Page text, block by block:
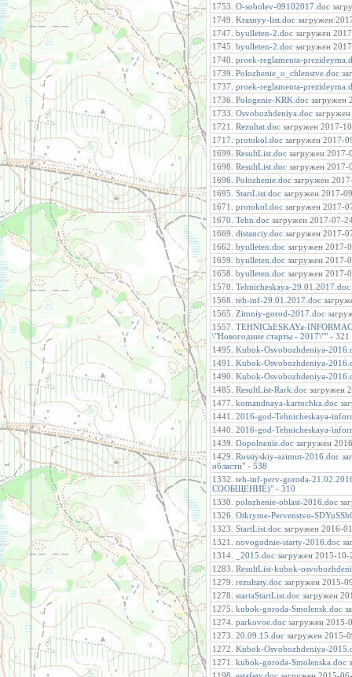
1753. O-sobolev-09102017.doc
1749. Krasnyy-list.doc загружен
1747. byulleten-2.doc загружен
1745. byulleten-2.doc загружен
1740. proek-reglamenta-
1739. Polozhenie_o_chlenstve.doc
1737. proek-reglamenta-
1736. Pologenie-KRK.doc загружен
1733. Osvobozhdeniya.doc
1721. Rezultat.doc загружен 2017-
1717. protokol.doc загружен 2017-
1699. ResultList.doc загружен 2017-
1698. ResultList.doc загружен 2017-
1696. Polozhenie.doc загружен
1695. StartList.doc загружен 2017-
1671. protokol.doc загружен 2017-
1670. Tehn.doc загружен 2017-07-
1669. distanciy.doc загружен 2017-
1662. byulleten.doc загружен 2017-
1659. byulleten.doc загружен 2017-
1658. byulleten.doc загружен 2017-
1570. Tehnicheskaya-29.01.2017.doc
1568. teh-inf-29.01.2017.doc
1565. Zimniy-gorod-2017.doc
1557. TEHNIChESKAYa-
\"Новогодние старты - 2017\"" - 321
1495. Kubok-Osvobozhdeniya-
1491. Kubok-Osvobozhdeniya-
1490. Kubok-Osvobozhdeniya-
1485. ResultList-Rark.doc загружен
1477. komandnaya-kartochka.doc
1441. 2016-god-Tehnicheskaya-
1440. 2016-god-Tehnicheskaya-
1439. Dopolnenie.doc загружен
1429. Rossiyskiy-azimut-2016.doc
области" - 538
1332. teh-inf-perv-goroda-
СООБЩЕНИЕ)" - 310
1330. polozhenie-oblast-2016.doc
1326. Otkrytoe-Pervenstvo-
1323. StartList.doc загружен 2016-
1321. novogodnie-starty-2016.doc
1314.
_2015.doc загружен 2015-10-
1283. ResultList-kubok-
1279. rezultaty.doc загружен 2015-
1278. startaStartList.doc загружен
1275. kubok-goroda-Smolensk.doc
1274. parkovoe.doc загружен 2015-
1273. 20.09.15.doc загружен 2015-
1272. Kubok-Osvobozhdeniya-
1271. kubok-goroda-Smolenska.doc